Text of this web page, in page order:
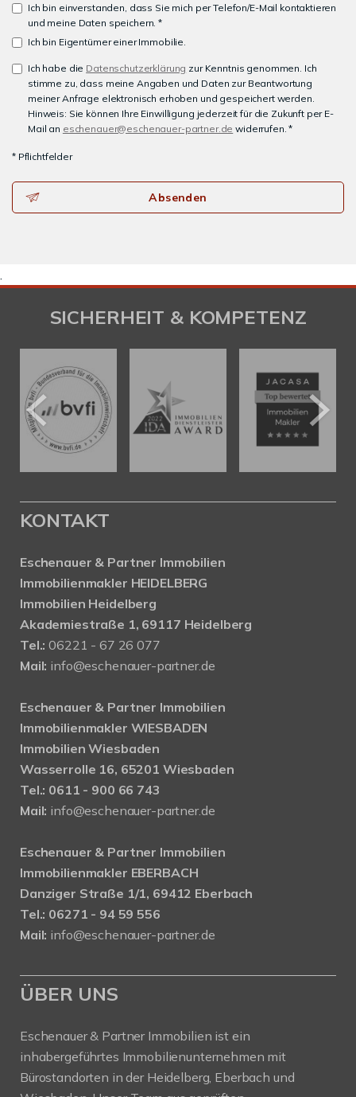
Ich bin einverstanden, dass Sie mich per Telefon/E-Mail kontaktieren
und meine Daten speichern. *
Ich bin Eigentümer einer Immobilie.
Ich habe die Datenschutzerklärung zur Kenntnis genommen. Ich
stimme zu, dass meine Angaben und Daten zur Beantwortung
meiner Anfrage elektronisch erhoben und gespeichert werden.
Hinweis: Sie können Ihre Einwilligung jederzeit für die Zukunft per E-
Mail an eschenauer@eschenauer-partner.de widerrufen. *
* Pflichtfelder
Absenden
.
SICHERHEIT & KOMPETENZ
KONTAKT
Eschenauer & Partner Immobilien
Immobilienmakler HEIDELBERG
Immobilien Heidelberg
Akademiestraße 1, 69117 Heidelberg
Tel.:06221 - 67 26 077
Mail: info@eschenauer-partner.de
Eschenauer & Partner Immobilien
Immobilienmakler WIESBADEN
Immobilien Wiesbaden
Wasserrolle 16, 65201 Wiesbaden
Tel.: 0611 - 900 66 743
Mail: info@eschenauer-partner.de
Eschenauer & Partner Immobilien
Immobilienmakler EBERBACH
Danziger Straße 1/1, 69412 Eberbach
Tel.: 06271 - 94 59 556
Mail: info@eschenauer-partner.de
ÜBER UNS
Eschenauer & Partner Immobilien ist ein
inhabergeführtes Immobilienunternehmen mit
Bürostandorten in der Heidelberg, Eberbach und